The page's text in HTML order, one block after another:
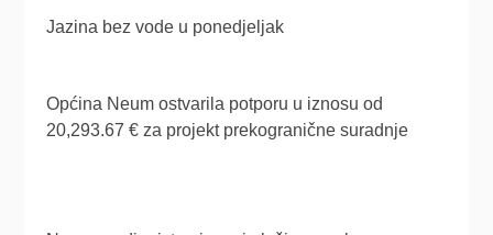
Jazina bez vode u ponedjeljak
Općina Neum ostvarila potporu u iznosu od
20,293.67 € za projekt prekogranične suradnje